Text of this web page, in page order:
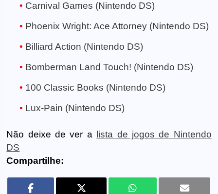
Carnival Games (Nintendo DS)
Phoenix Wright: Ace Attorney (Nintendo DS)
Billiard Action (Nintendo DS)
Bomberman Land Touch! (Nintendo DS)
100 Classic Books (Nintendo DS)
Lux-Pain (Nintendo DS)
Não deixe de ver a
lista de jogos de Nintendo
DS
Compartilhe: